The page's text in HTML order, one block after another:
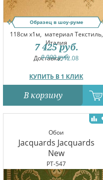
Образец в шоу-руме
118см x1м, материал Текстиль,
Италия
Доставка:12.08
КУПИТЬ В 1 КЛИК
9 900руб.
7 425 руб.
В корзину
Обои
Jacquards Jacquards
New
PT-547